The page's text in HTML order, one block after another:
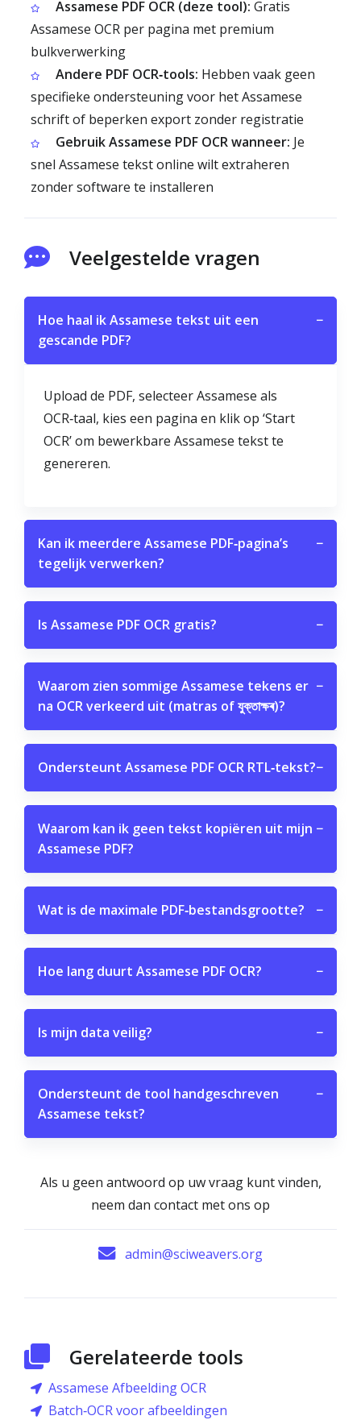
Assamese PDF OCR (deze tool): Gratis
Assamese OCR per pagina met premium
bulkverwerking
Andere PDF OCR‑tools: Hebben vaak geen
specifieke ondersteuning voor het Assamese
schrift of beperken export zonder registratie
Gebruik Assamese PDF OCR wanneer: Je
snel Assamese tekst online wilt extraheren
zonder software te installeren
Veelgestelde vragen
Hoe haal ik Assamese tekst uit een
gescande PDF?
−
Upload de PDF, selecteer Assamese als
OCR‑taal, kies een pagina en klik op ‘Start
OCR’ om bewerkbare Assamese tekst te
genereren.
Kan ik meerdere Assamese PDF‑pagina’s
tegelijk verwerken?
−
Is Assamese PDF OCR gratis? −
Waarom zien sommige Assamese tekens er
na OCR verkeerd uit (matras of যুক্তাক্ষৰ)?
−
Ondersteunt Assamese PDF OCR RTL‑tekst?−
Waarom kan ik geen tekst kopiëren uit mijn
Assamese PDF?
−
Wat is de maximale PDF‑bestandsgrootte? −
Hoe lang duurt Assamese PDF OCR? −
Is mijn data veilig? −
Ondersteunt de tool handgeschreven
Assamese tekst?
−
Als u geen antwoord op uw vraag kunt vinden,
neem dan contact met ons op
admin@sciweavers.org
Gerelateerde tools
Assamese Afbeelding OCR
Batch‑OCR voor afbeeldingen